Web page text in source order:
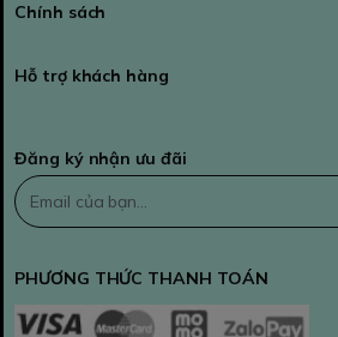
Chính sách
Hỗ trợ khách hàng
Đăng ký nhận ưu đãi
PHƯƠNG THỨC THANH TOÁN